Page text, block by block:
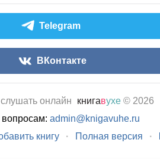
Telegram
ВКонтакте
онлайн книгавухе © 2026
admin@knigavuhe.ru
книгу · Полная версия ·